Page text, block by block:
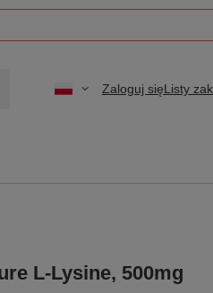
Zaloguj sięListy
L-Lysine, 500mg